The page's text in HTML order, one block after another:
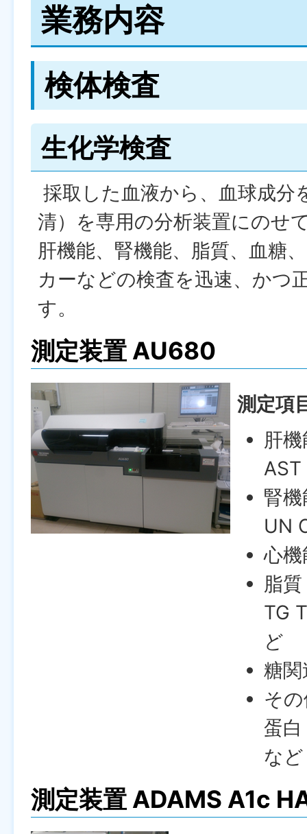
業務内容
検体検査
生化学検査
採取した血液から、血球成分
清）を専用の分析装置にのせ
肝機能、腎機能、脂質、血糖
カーなどの検査を迅速、かつ
す。
測定装置 AU680
測定項
肝
AST
腎機
UN
心
脂質
TG
ど
糖
そ
蛋
など
測定装置 ADAMS A1c